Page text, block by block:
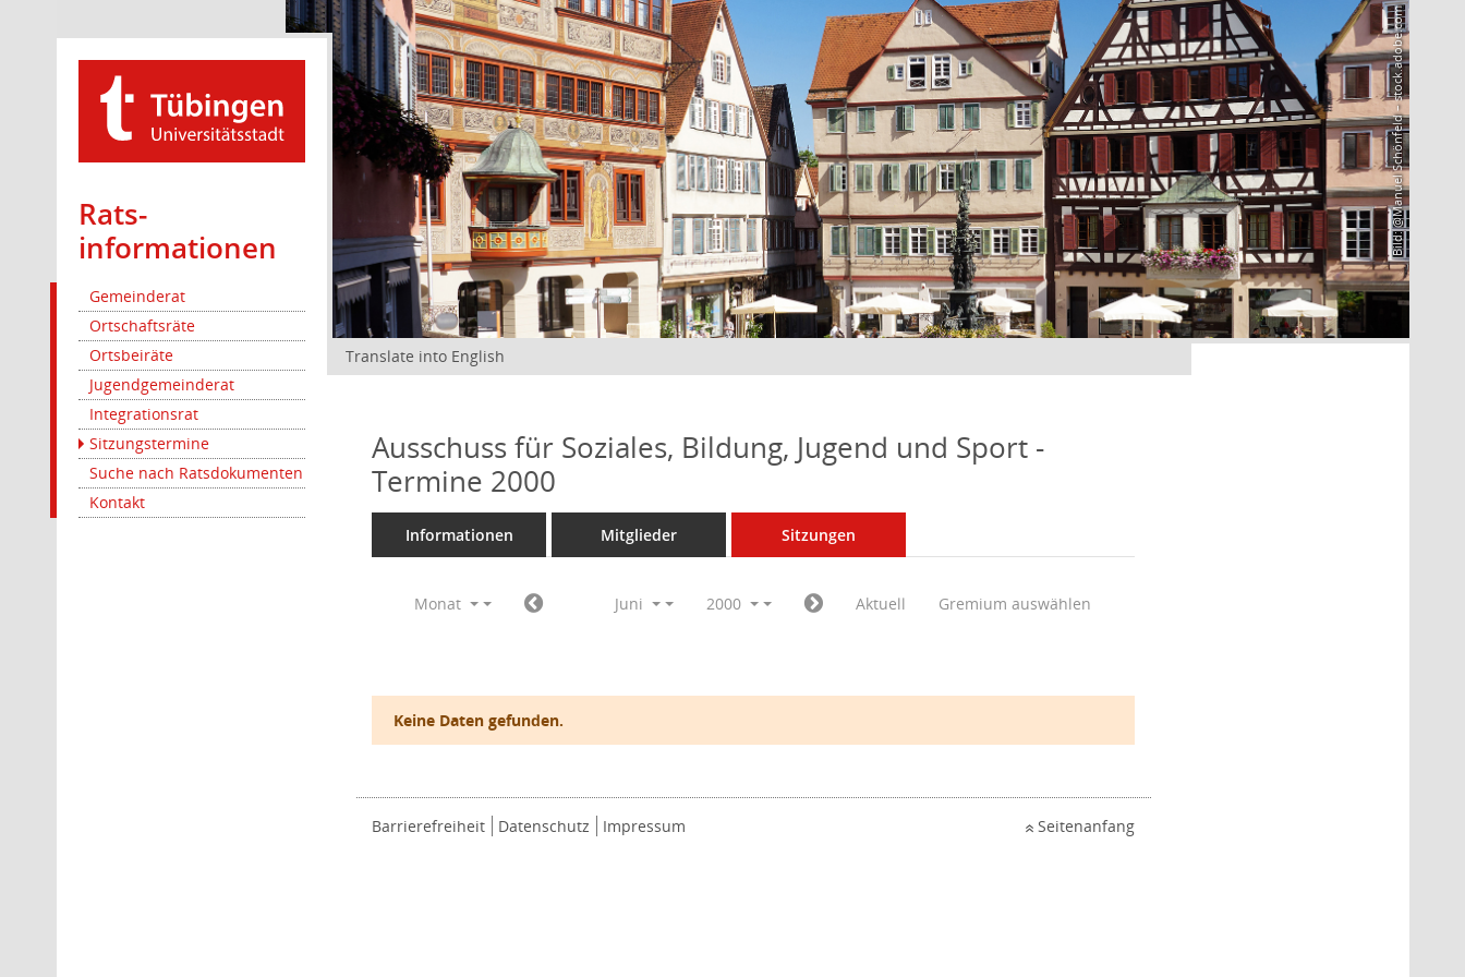
Rats­
informationen
Gemeinderat
Ortschaftsräte
Ortsbeiräte
Jugendgemeinderat
Integrationsrat
Sitzungstermine
Suche nach Ratsdokumenten
Kontakt
Bild: @Manuel Schönfeld – stock.adobe.com
Translate into English
Ausschuss für Soziales, Bildung, Jugend und Sport -
Termine 2000
Informationen Mitglieder Sitzungen
Monat Juni 2000 Aktuell Gremium auswählen
Keine Daten gefunden.
Barrierefreiheit Datenschutz Impressum Seitenanfang